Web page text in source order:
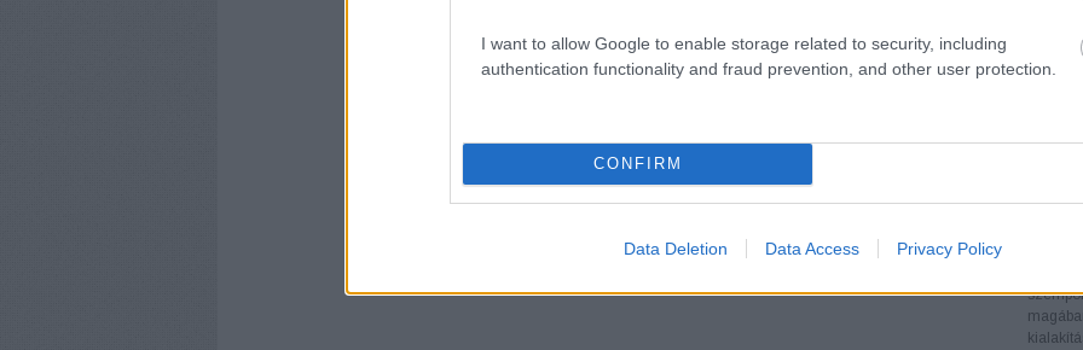
I want to allow Google to enable storage related to security, including
authentication functionality and fraud prevention, and other user protection.
CONFIRM
Data Deletion Data Access Privacy Policy
nyújt a
és
oldal